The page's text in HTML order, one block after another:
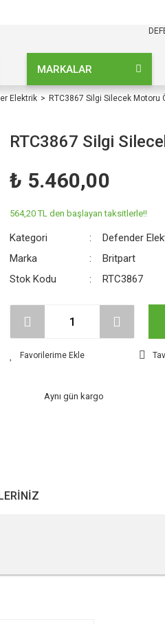
MARKALAR
Elektrik RTC3867 Silgi Silecek Motoru
RTC3867 Silgi
₺ 5.460,00
564,20 TL den başlayan taksitlerle!!
Kategori
Defender
Marka
Britpart
Stok Kodu
RTC3867
Aynı gün kargo